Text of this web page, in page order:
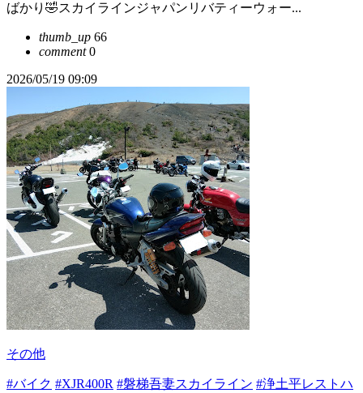
ばかり🤣スカイラインジャパンリバティーウォー...
thumb_up 66
comment0
2026/05/19 09:09
その他
#バイク #XJR400R #磐梯吾妻スカイライン #浄土平レストハ